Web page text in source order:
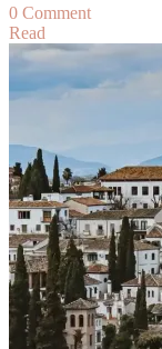
旅
遊
驗
0 Commenton
景
典
中
央
市
場
Varvakios
Central
Municipal
Read